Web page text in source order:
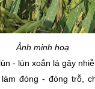
Ảnh minh hoạ
- lùn xoắn lá gây
đòng - đòng trỗ,